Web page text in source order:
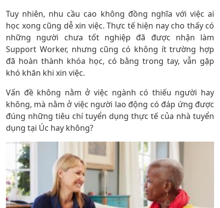
Tuy nhiên, nhu cầu cao không đồng nghĩa với việc ai
học xong cũng dễ xin việc. Thực tế hiện nay cho thấy có
những người chưa tốt nghiệp đã được nhận làm
Support Worker, nhưng cũng có không ít trường hợp
đã hoàn thành khóa học, có bằng trong tay, vẫn gặp
khó khăn khi xin việc.
Vấn đề không nằm ở việc ngành có thiếu người hay
không, mà nằm ở việc người lao động có đáp ứng được
đúng những tiêu chí tuyển dụng thực tế của nhà tuyển
dụng tại Úc hay không?